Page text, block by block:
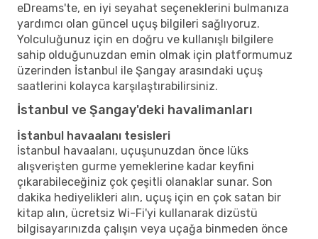
eDreams'te, en iyi seyahat seçeneklerini bulmanıza
yardımcı olan güncel uçuş bilgileri sağlıyoruz.
Yolculuğunuz için en doğru ve kullanışlı bilgilere
sahip olduğunuzdan emin olmak için platformumuz
üzerinden İstanbul ile Şangay arasındaki uçuş
saatlerini kolayca karşılaştırabilirsiniz.
İstanbul ve Şangay'deki havalimanları
İstanbul havaalanı tesisleri
İstanbul havaalanı, uçuşunuzdan önce lüks
alışverişten gurme yemeklerine kadar keyfini
çıkarabileceğiniz çok çeşitli olanaklar sunar. Son
dakika hediyelikleri alın, uçuş için en çok satan bir
kitap alın, ücretsiz Wi-Fi'yi kullanarak dizüstü
bilgisayarınızda çalışın veya uçağa binmeden önce